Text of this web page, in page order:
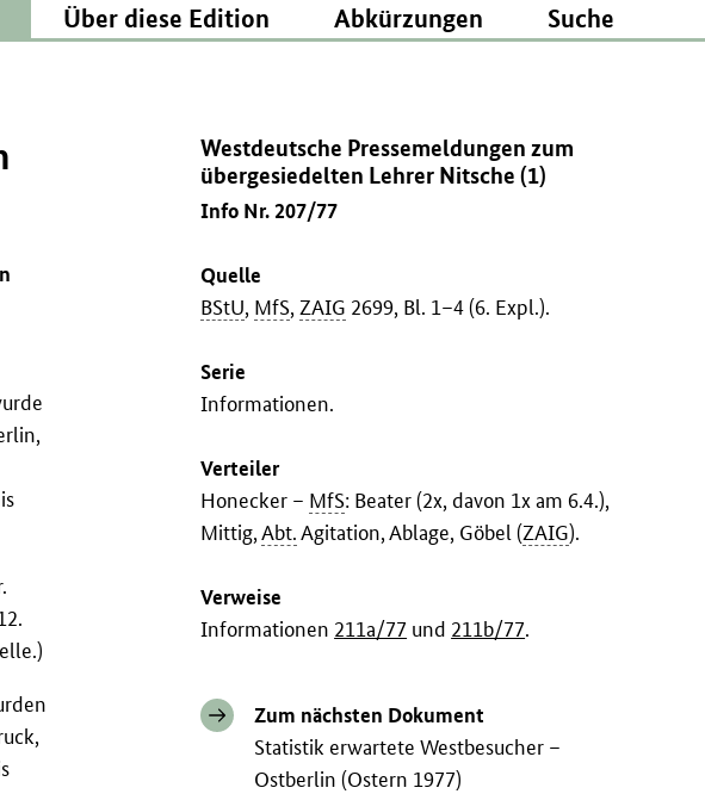
Über diese Edition Abkürzungen Suche
Westdeutsche Pressemeldungen zum
übergesiedelten Lehrer Nitsche (1)
Info Nr. 207/77
Quelle
BStU, MfS,ZAIG 2699, Bl. 1–4 (6. Expl.).
Serie
Informationen.
Verteiler
Honecker – MfS: Beater (2x, davon 1x am 6.4.),
Mittig,Abt.Agitation, Ablage, Göbel (ZAIG).
Verweise
Informationen 211a/77 und 211b/77.
Zum nächsten Dokument
Statistik erwartete Westbesucher –
Ostberlin (Ostern 1977)